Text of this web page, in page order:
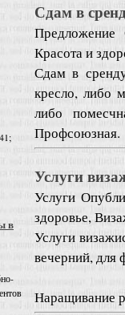
в
Сдам в
Предложение
Красота и
Сдам в
кресло, либо
либо
Профсоюзная.
Услуги
Услуги
здоровье,
Услуги
вечерний, для
Наращивание